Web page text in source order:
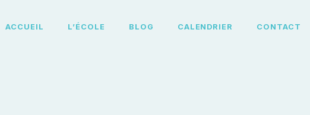
ACCUEIL L’ÉCOLE BLOG CALENDRIER CONTACT